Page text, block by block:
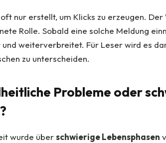
nur erstellt, um Klicks zu erzeugen.
Rolle. Sobald eine solche Meldung
weiterverbreitet. Für Leser wird es
zu unterscheiden.
Probleme oder
wurde überschwierige Lebensphasen